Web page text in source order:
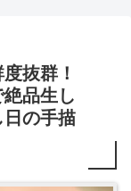
抜群！
品生し
日の手描